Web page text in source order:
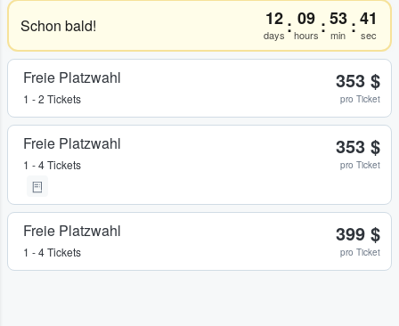
Schon bald! 12
days : 09
hours :53
min :41
sec
Freie Platzwahl
1 - 2 Tickets
353 $
pro Ticket
Freie Platzwahl
1 - 4 Tickets
353 $
pro Ticket
Freie Platzwahl
1 - 4 Tickets
399 $
pro Ticket